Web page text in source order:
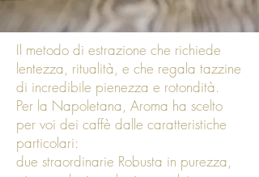
Il metodo di estrazione che richiede
lentezza, ritualità, e che regala tazzine
di incredibile pienezza e rotondità.
Per la Napoletana, Aroma ha scelto
per voi dei caffè dalle caratteristiche
particolari:
due straordinarie Robusta in purezza,